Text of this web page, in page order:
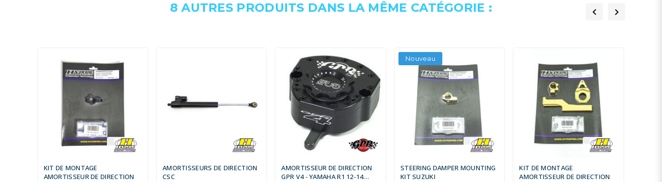
KTM 1301 +
TRIUMPH 675 +
YAMAHA 998 +
8 AUTRES PRODUITS DANS LA MÊME CATÉGORIE :  
KIT DE MONTAGE
AMORTISSEUR DE DIRECTION
AMORTISSEURS DE DIRECTION
CSC
AMORTISSEUR DE DIRECTION
GPR V4 - YAMAHA R1 12-14
Nouveau
STEERING DAMPER MOUNTING
KIT SUZUKI
KIT DE MONTAGE
AMORTISSEUR DE DIRECTION